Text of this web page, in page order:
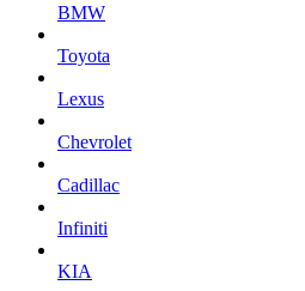
BMW
Toyota
Lexus
Chevrolet
Cadillac
Infiniti
KIA